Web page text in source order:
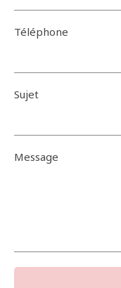
Téléphone
Sujet
Message